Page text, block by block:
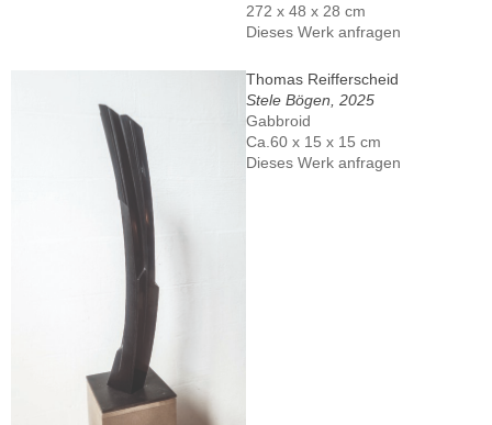
272 x 48 x 28 cm
Dieses Werk anfragen
Thomas Reifferscheid
Stele Bögen, 2025
Gabbroid
Ca.60 x 15 x 15 cm
Dieses Werk anfragen